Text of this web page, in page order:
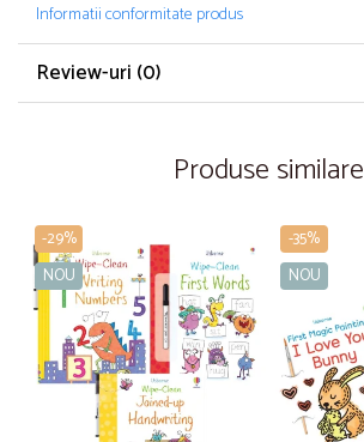
Informatii conformitate produs
Review-uri (0)
Produse similare
-29%
NOU
-35%
NOU